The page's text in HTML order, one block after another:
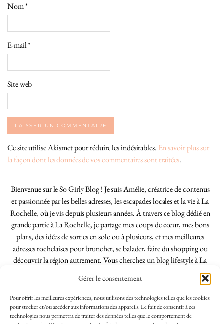
Gérer le consentement
Pour offrir les meilleures expériences, nous utilisons des technologies telles que les cookies
pour stocker et/ou accéder aux informations des appareils. Le fait de consentir à ces
technologies nous permettra de traiter des données telles que le comportement de
Nom*
E-mail*
Site web
Ce site utilise Akismet pour réduire les indésirables. En savoir plus sur
la façon dont les données de vos commentaires sont traitées.
Bienvenue sur le So Girly Blog ! Je suis Amélie, créatrice de contenus
et passionnée par les belles adresses, les escapades locales et la vie à La
Rochelle, où je vis depuis plusieurs années. À travers ce blog dédié en
grande partie à La Rochelle, je partage mes coups de cœur, mes bons
plans, des idées de sorties en solo ou à plusieurs, et mes meilleures
adresses rochelaises pour bruncher, se balader, faire du shopping ou
découvrir la région autrement. Vous cherchez un blog lifestyle à La
Rochelle, tenu par une locale ? Vous êtes au bon endroit. Que vous
soyez Rochelais·e ou de passage dans notre belle ville, j’espère que mes
articles vous aideront à profiter de La Rochelle comme un·e vrai·e
initié·e. !